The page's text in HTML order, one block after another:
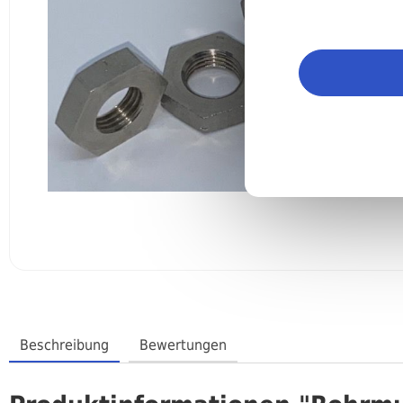
Beschreibung Bewertungen